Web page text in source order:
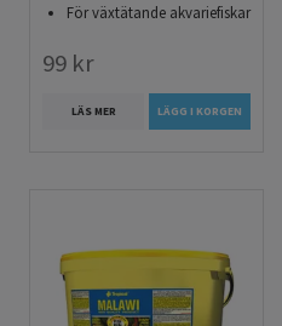
För växtätande akvariefiskar
99 kr
LÄS MER LÄGG I KORGEN